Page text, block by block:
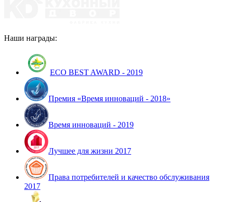
Наши награды:
ECO BEST AWARD - 2019
Премия «Время инноваций - 2018»
Время инноваций - 2019
Лучшее для жизни 2017
Права потребителей и качество обслуживания
2017